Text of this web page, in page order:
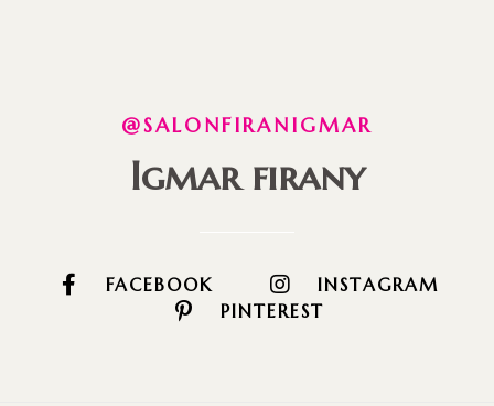
@SALONFIRANIGMAR
Igmar firany
FACEBOOK
INSTAGRAM
PINTEREST